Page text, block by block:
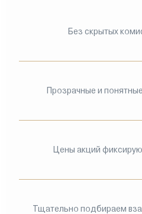
Без скрытых
Прозрачные и
Цены акций
Тщательно подбираем